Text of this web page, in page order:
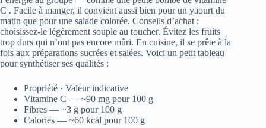
C . Facile à manger, il convient aussi bien pour un yaourt du
matin que pour une salade colorée. Conseils d’achat :
choisissez-le légèrement souple au toucher. Évitez les fruits
trop durs qui n’ont pas encore mûri. En cuisine, il se prête à la
fois aux préparations sucrées et salées. Voici un petit tableau
pour synthétiser ses qualités :
Propriété · Valeur indicative
Vitamine C — ~90 mg pour 100 g
Fibres — ~3 g pour 100 g
Calories — ~60 kcal pour 100 g